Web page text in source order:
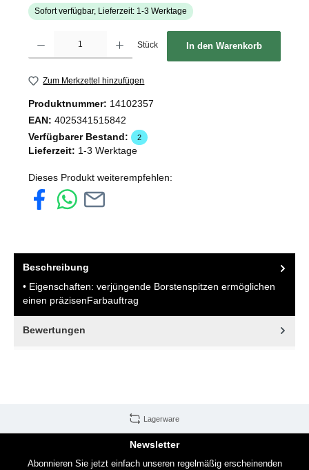
Sofort verfügbar, Lieferzeit: 1-3 Werktage
Stück In den Warenkorb
Zum Merkzettel hinzufügen
Produktnummer: 14102357
EAN: 4025341515842
Verfügbarer Bestand:
2
Lieferzeit: 1-3 Werktage
Dieses Produkt weiterempfehlen:
Beschreibung
• Eigenschaften: verjüngende Borstenspitzen ermöglichen
einen präzisenFarbauftrag
Bewertungen
Lagerware
Newsletter
Abonnieren Sie jetzt einfach unseren regelmäßig erscheinenden